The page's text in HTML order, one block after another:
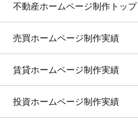
不動産ホームページ制作トップ
売買ホームページ制作実績
賃貸ホームページ制作実績
投資ホームページ制作実績